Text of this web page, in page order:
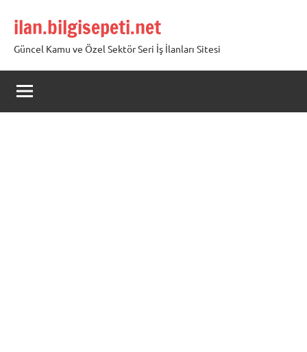
geçilan.bilgisepeti.net
Güncel Kamu ve Özel Sektör Seri İş İlanları Sitesi